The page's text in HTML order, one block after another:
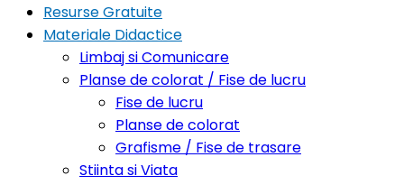
Resurse Gratuite
Materiale Didactice
Limbaj si Comunicare
Planse de colorat / Fise de lucru
Fise de lucru
Planse de colorat
Grafisme / Fise de trasare
Stiinta si Viata